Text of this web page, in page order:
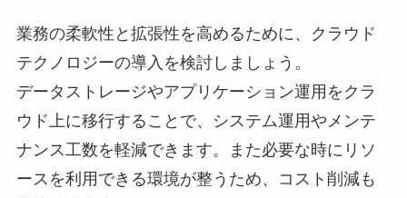
業務の柔軟性と拡張性を高めるために、クラウド
テクノロジーの導入を検討しましょう。
データストレージやアプリケーション運用をクラ
ウド上に移行することで、システム運用やメンテ
ナンス工数を軽減できます。また必要な時にリソ
ースを利用できる環境が整うため、コスト削減も